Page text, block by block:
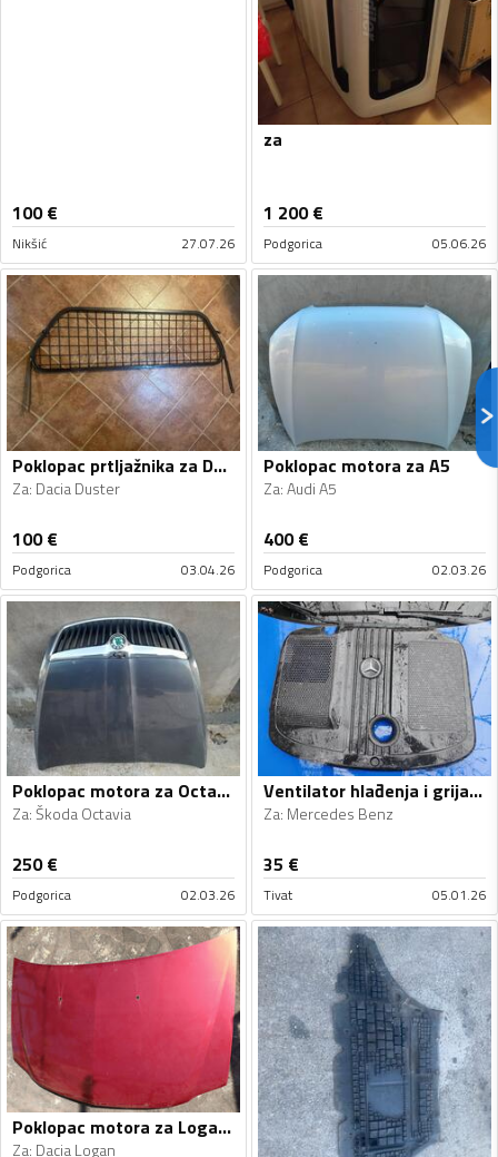
100€
Nikšić 27.07.26
za
1 200€
Podgorica 05.06.26
Poklopac prtljažnika za Duster
Za: Dacia Duster
100€
Podgorica 03.04.26
Poklopac motora za A5
Za:Audi A5
400€
Podgorica 02.03.26
Poklopac motora za Octavia
Za:Škoda Octavia
250€
Podgorica 02.03.26
Ventilator hlađenja i grijanja za
Za: Mercedes Benz
35 €
Tivat 05.01.26
Poklopac motora za Logan, Logan
Za: Dacia Logan